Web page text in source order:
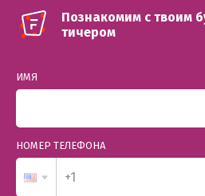
Познакомим с твоим
тичером
ИМЯ
НОМЕР ТЕЛЕФОНА